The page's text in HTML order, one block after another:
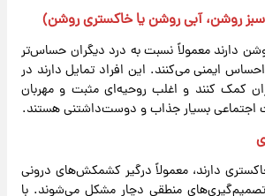
روشن، آبی روشن یا خاکستری روشن)
دارند معمولاً نسبت به درد دیگران حساس‌تر
ایمنی می‌کنند. این افراد تمایل دارند در
کمک کنند و اغلب روحیه‌ای مثبت و مهربان
اجتماعی بسیار جذاب و دوست‌داشتنی هستند.
دارند، معمولاً درگیر کشمکش‌های درونی
منطقی دچار مشکل می‌شوند. با